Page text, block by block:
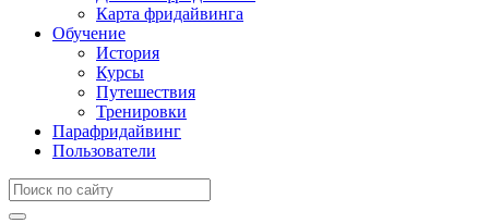
Карта фридайвинга
Обучение
История
Курсы
Путешествия
Тренировки
Парафридайвинг
Пользователи